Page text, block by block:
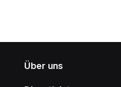
Über uns